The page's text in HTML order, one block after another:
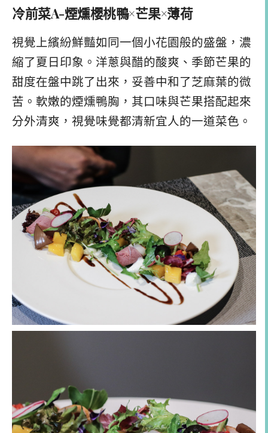
冷前菜A-煙燻櫻桃鴨×芒果×薄荷
視覺上繽紛鮮豔如同一個小花園般的盛盤，濃
縮了夏日印象。洋蔥與醋的酸爽、季節芒果的
甜度在盤中跳了出來，妥善中和了芝麻葉的微
苦。軟嫩的煙燻鴨胸，其口味與芒果搭配起來
分外清爽，視覺味覺都清新宜人的一道菜色。